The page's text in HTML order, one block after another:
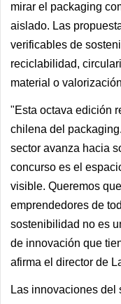
mirar el packaging
aislado. Las
verificables de
reciclabilidad,
material o
"Esta octava edición
chilena del
sector avanza hacia
concurso es el
visible. Queremos
emprendedores de
sostenibilidad no es
de innovación que
afirma el director de
Las innovaciones del